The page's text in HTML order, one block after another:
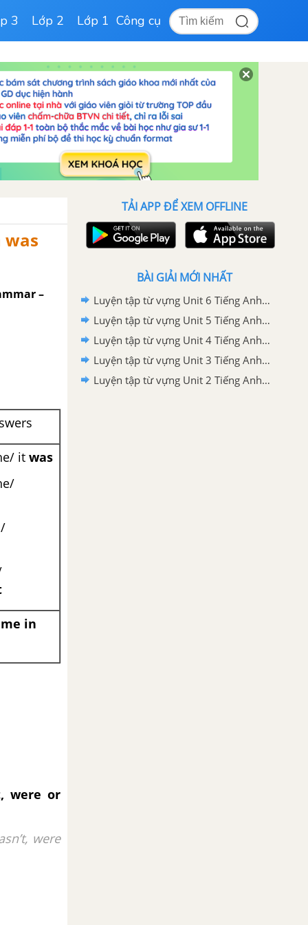
3 Lớp 2 Lớp 1 Công cụ
was
–
it was
in
were or
were
TẢI APP ĐỂ XEM OFFLINE
BÀI GIẢI MỚI NHẤT
Luyện tập từ vựng Unit 6 Tiếng Anh 6 Right on
Luyện tập từ vựng Unit 5 Tiếng Anh 6 Right on
Luyện tập từ vựng Unit 4 Tiếng Anh 6 Right on
Luyện tập từ vựng Unit 3 Tiếng Anh 6 Right on
Luyện tập từ vựng Unit 2 Tiếng Anh 6 Right on